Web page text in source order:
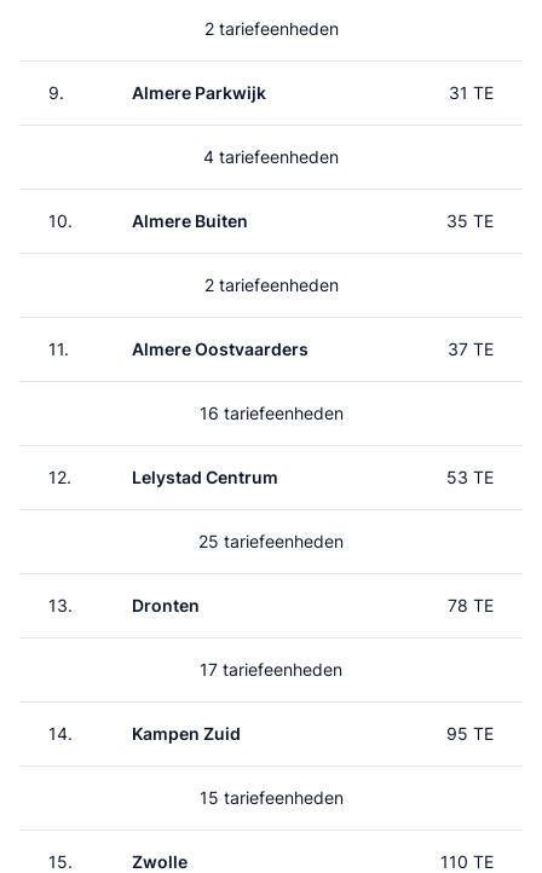
2 tariefeenheden
9. Almere Parkwijk 31 TE
4 tariefeenheden
10. Almere Buiten 35 TE
2 tariefeenheden
11. Almere Oostvaarders 37 TE
16 tariefeenheden
12. Lelystad Centrum 53 TE
25 tariefeenheden
13. Dronten 78 TE
17 tariefeenheden
14. Kampen Zuid 95 TE
15 tariefeenheden
15. Zwolle 110 TE